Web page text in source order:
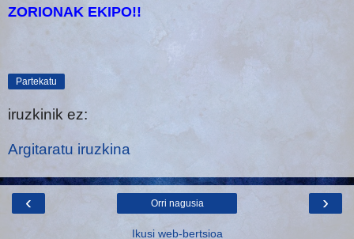
ZORIONAK EKIPO!!
Partekatu
iruzkinik ez:
Argitaratu iruzkina
‹ ›
Orri nagusia
Ikusi web-bertsioa